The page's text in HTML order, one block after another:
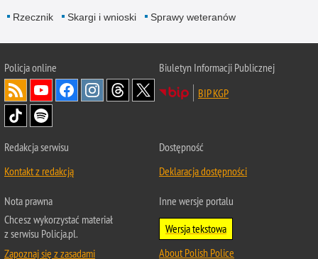
Rzecznik Skargi i wnioski Sprawy weteranów
Policjaonline
Biuletyn Informacji Publicznej
BIP KGP
Redakcja serwisu
Kontakt z redakcją
Dostępność
Deklaracja dostępności
Nota prawna
Chcesz wykorzystać materiał
z serwisu Policja.pl.
Zapoznaj się z zasadami
Inne wersje portalu
Wersja tekstowa
About Polish Police